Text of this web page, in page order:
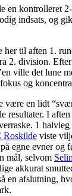
en kontrolleret
indsats, og
her til aften 1.
2. division.
ville det lune
og
være en lidt
resultater. I
1
Roskilde viste
egne evner og
mål, selvom
akkurat
en afslutning,